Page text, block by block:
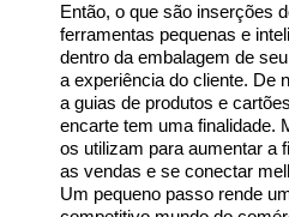
Então, o que são inserções
ferramentas pequenas e
dentro da embalagem de
a experiência do cliente. De
a guias de produtos e
encarte tem uma finalidade.
os utilizam para aumentar a
as vendas e se conectar
Um pequeno passo rende